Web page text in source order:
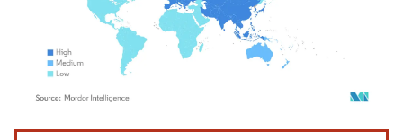
Image © Mordor Intelligence. La réutilisation nécessite une attribution sous CC BY